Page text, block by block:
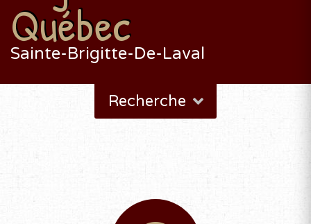
Québec
Sainte-Brigitte-De-Laval
Recherche